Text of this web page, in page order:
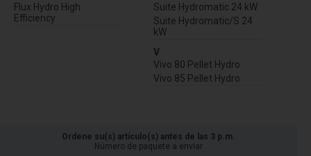
Flux Hydro High
Efficiency
Suite Hydromatic 24 kW
Suite Hydromatic/S 24
kW
V
Vivo 80 Pellet Hydro
Vivo 85 Pellet Hydro
Ordene su(s) artículo(s) antes de las 3 p.m.
Número de paquete a enviar